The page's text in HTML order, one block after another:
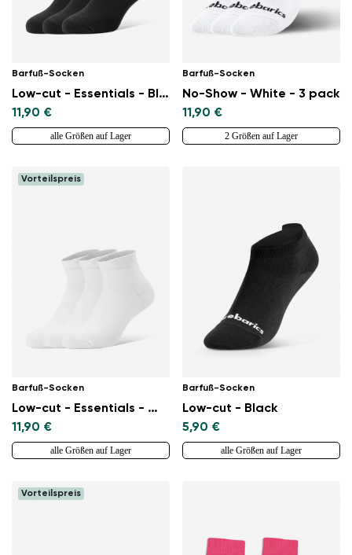
Barfuß-Socken
Low-cut - Essentials - Black - 3 pack
11,90 €
alle Größen auf Lager
Barfuß-Socken
No-Show - White - 3 pack
11,90 €
2 Größen auf Lager
Vorteilspreis
Barfuß-Socken
Low-cut - Essentials - White - 3 pack
11,90 €
alle Größen auf Lager
Barfuß-Socken
Low-cut - Black
5,90 €
alle Größen auf Lager
Vorteilspreis